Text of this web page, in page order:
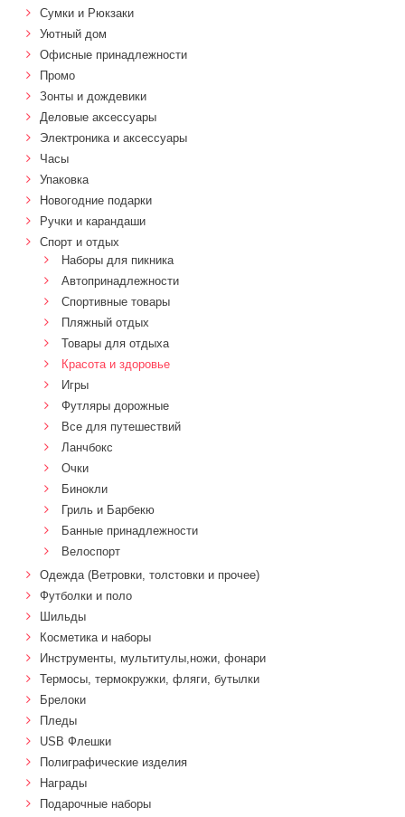
Сумки и Рюкзаки
Уютный дом
Офисные принадлежности
Промо
Зонты и дождевики
Деловые аксессуары
Электроника и аксессуары
Часы
Упаковка
Новогодние подарки
Ручки и карандаши
Спорт и отдых
Наборы для пикника
Автопринадлежности
Спортивные товары
Пляжный отдых
Товары для отдыха
Красота и здоровье
Игры
Футляры дорожные
Все для путешествий
Ланчбокс
Очки
Бинокли
Гриль и Барбекю
Банные принадлежности
Велоспорт
Одежда (Ветровки, толстовки и прочее)
Футболки и поло
Шильды
Косметика и наборы
Инструменты, мультитулы,ножи, фонари
Термосы, термокружки, фляги, бутылки
Брелоки
Пледы
USB Флешки
Полиграфические изделия
Награды
Подарочные наборы